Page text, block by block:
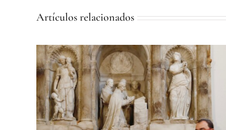
Artículos relacionados